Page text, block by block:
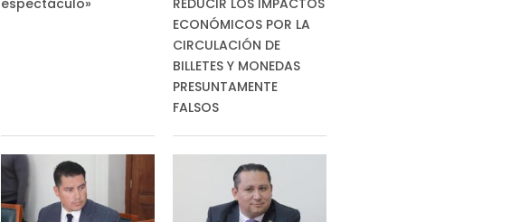
espectáculo»
REDUCIR LOS IMPACTOS
ECONÓMICOS POR LA
CIRCULACIÓN DE
BILLETES Y MONEDAS
PRESUNTAMENTE
FALSOS